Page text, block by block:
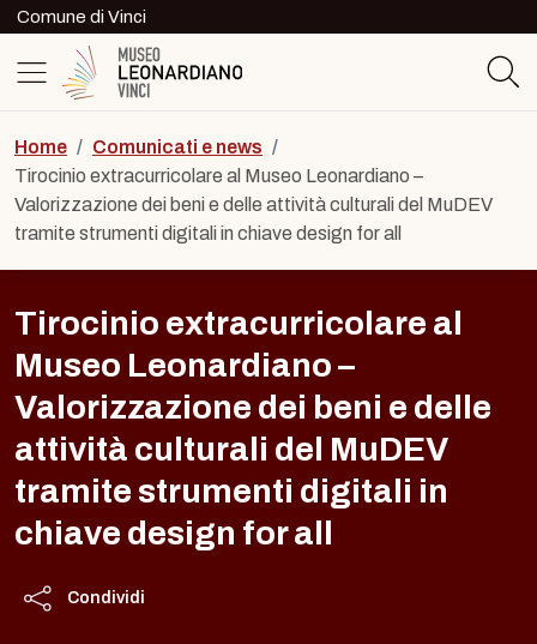
Skip to content
Comune di Vinci
Home / Comunicati e news /
Tirocinio extracurricolare al Museo Leonardiano –
Valorizzazione dei beni e delle attività culturali del MuDEV
tramite strumenti digitali in chiave design for all
Tirocinio extracurricolare al
Museo Leonardiano –
Valorizzazione dei beni e delle
attività culturali del MuDEV
tramite strumenti digitali in
chiave design for all
Condividi